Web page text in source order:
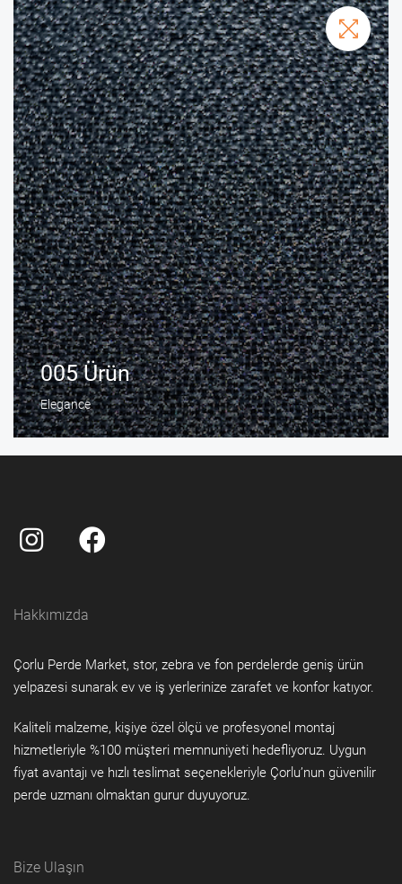
005 Ürün
Elegance
Hakkımızda
Çorlu Perde Market, stor, zebra ve fon perdelerde geniş ürün
yelpazesi sunarak ev ve iş yerlerinize zarafet ve konfor katıyor.
Kaliteli malzeme, kişiye özel ölçü ve profesyonel montaj
hizmetleriyle %100 müşteri memnuniyeti hedefliyoruz. Uygun
fiyat avantajı ve hızlı teslimat seçenekleriyle Çorlu’nun güvenilir
perde uzmanı olmaktan gurur duyuyoruz.
Bize Ulaşın